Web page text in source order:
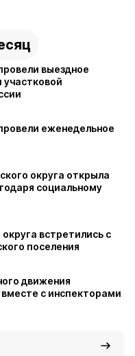
выездное
еженедельное
округа открыла
социальному
встретились с
поселения
движения
вместе с инспекторами